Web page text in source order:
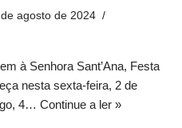
agosto de 2024
à Senhora Sant’Ana, Festa
nesta sexta-feira, 2 de
4… Continue a ler »